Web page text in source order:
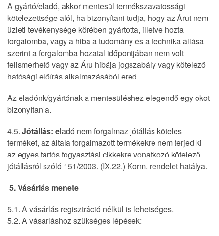
A gyártó/eladó, akkor mentesül termékszavatossági
kötelezettsége alól, ha bizonyítani tudja, hogy az Árut nem
üzleti tevékenysége körében gyártotta, illetve hozta
forgalomba, vagy a hiba a tudomány és a technika állása
szerint a forgalomba hozatal időpontjában nem volt
felismerhető vagy az Áru hibája jogszabály vagy kötelező
hatósági előírás alkalmazásából ered.
Az eladónk/gyártónak a mentesüléshez elegendő egy okot
bizonyítania.
4.5. Jótállás: eladó nem forgalmaz jótállás köteles
terméket, az általa forgalmazott termékekre nem terjed ki
az egyes tartós fogyasztási cikkekre vonatkozó kötelező
jótállásról szóló 151/2003. (IX.22.) Korm. rendelet hatálya.
5. Vásárlás menete
5.1. A vásárlás regisztráció nélkül is lehetséges.
5.2. A vásárláshoz szükséges lépések: